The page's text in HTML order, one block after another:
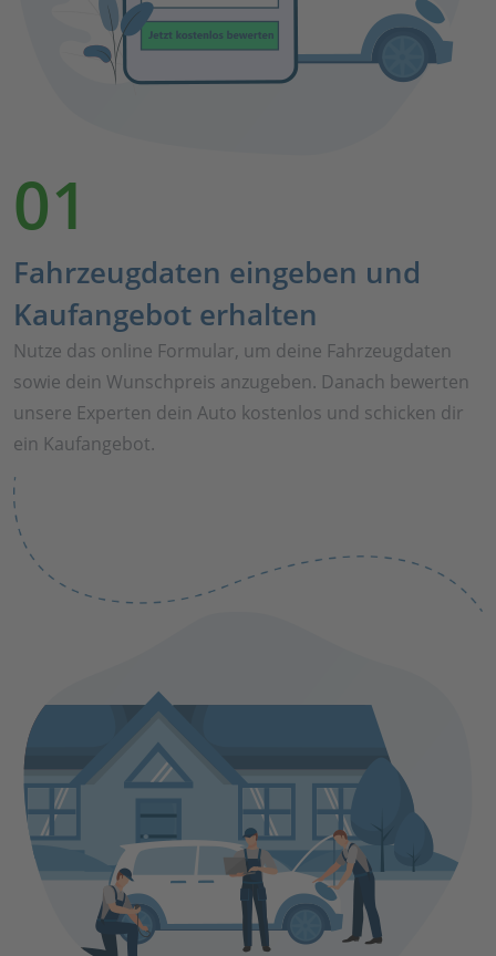
01
Fahrzeugdaten eingeben und
Kaufangebot erhalten
Nutze das online Formular, um deine Fahrzeugdaten
sowie dein Wunschpreis anzugeben. Danach bewerten
unsere Experten dein Auto kostenlos und schicken dir
ein Kaufangebot.